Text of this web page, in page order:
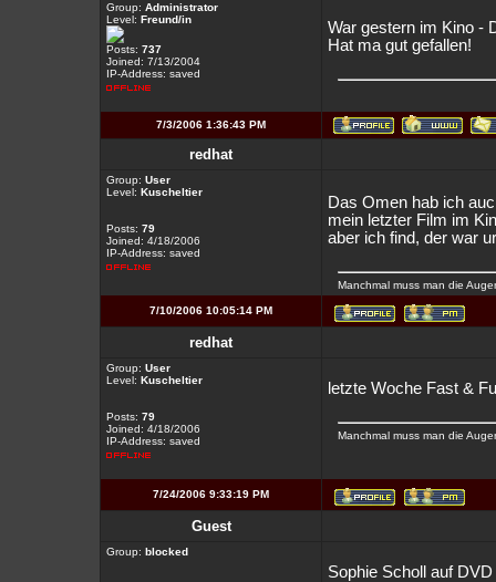
Group: Administrator
Level: Freund/in
Posts: 737
Joined: 7/13/2004
IP-Address: saved
War gestern im Kino -
Hat ma gut gefallen!
7/3/2006 1:36:43 PM
redhat
Group: User
Level: Kuscheltier
Posts: 79
Joined: 4/18/2006
IP-Address: saved
Das Omen hab ich
mein letzter Film im
aber ich find, der war
Manchmal muss man die
7/10/2006 10:05:14 PM
redhat
Group: User
Level: Kuscheltier
Posts: 79
Joined: 4/18/2006
IP-Address: saved
letzte Woche Fast &
Manchmal muss man die
7/24/2006 9:33:19 PM
Guest
Group: blocked
Sophie Scholl auf DVD